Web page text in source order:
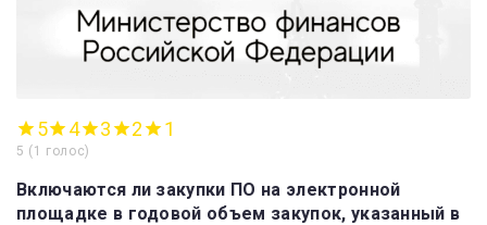
5 4 3 2 1
5 ( 1 голос)
Включаются ли закупки ПО на электронной
площадке в годовой объем закупок, указанный в